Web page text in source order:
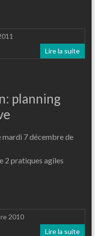
Lire la suite
planning
mardi 7 décembre de
2 pratiques agiles
2010
Lire la suite